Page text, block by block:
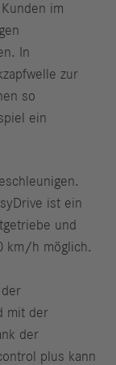
im
In
zur
so
ein
ist ein
und
km/h möglich.
mit der
der
plus kann